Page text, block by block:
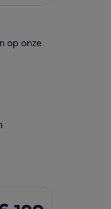
op onze